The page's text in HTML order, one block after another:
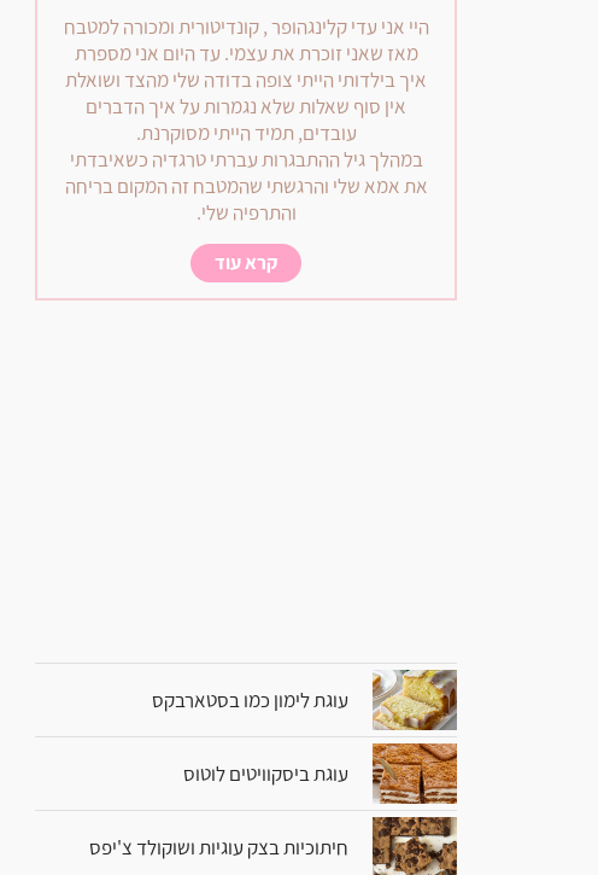
היי אני עדי קלינגהופר , קונדיטורית ומכורה למטבח
מאז שאני זוכרת את עצמי. עד היום אני מספרת
איך בילדותי הייתי צופה בדודה שלי מהצד ושואלת
אין סוף שאלות שלא נגמרות על איך הדברים
עובדים, תמיד הייתי מסוקרנת.
במהלך גיל ההתבגרות עברתי טרגדיה כשאיבדתי
את אמא שלי והרגשתי שהמטבח זה המקום בריחה
והתרפיה שלי.
קרא עוד
עוגת לימון כמו בסטארבקס
עוגת ביסקוויטים לוטוס
חיתוכיות בצק עוגיות ושוקולד צ'יפס